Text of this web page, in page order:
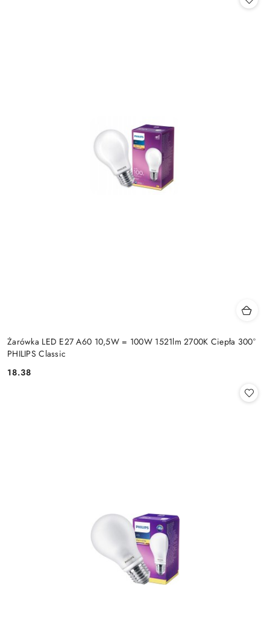
Żarówka LED E27 A60 10,5W = 100W 1521lm 2700K Ciepła 300°
PHILIPS Classic
Cena:
18.38